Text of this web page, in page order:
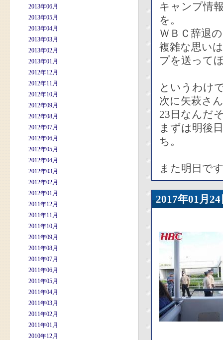
2013年06月
2013年05月
2013年04月
2013年03月
2013年02月
2013年01月
2012年12月
2012年11月
2012年10月
2012年09月
2012年08月
2012年07月
2012年06月
2012年05月
2012年04月
2012年03月
2012年02月
2012年01月
2011年12月
2011年11月
2011年10月
2011年09月
2011年08月
2011年07月
2011年06月
2011年05月
2011年04月
2011年03月
2011年02月
2011年01月
2010年12月
キャンプ情
を。
ＷＢＣ辞退
複雑な思い
プを送って
というわけ
次に矢萩さ
23日なんだ
まずは明後
ち。
また明日で
2017年01